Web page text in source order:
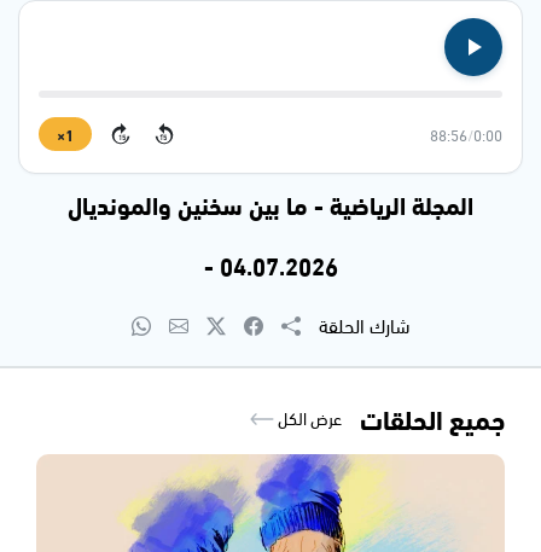
0:00
/
88:56
15
15
1×
المجلة الرياضية - ما بين سخنين والمونديال
04.07.2026 -
شارك الحلقة
جميع الحلقات عرض الكل